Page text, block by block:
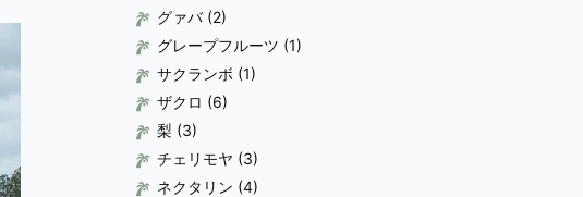
グァバ(2)
グレープフルーツ (1)
サクランボ (1)
ザクロ (6)
梨 (3)
チェリモヤ (3)
ネクタリン (4)